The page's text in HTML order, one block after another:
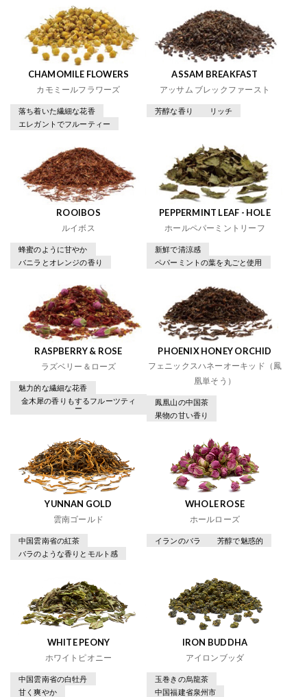
CHAMOMILE FLOWERS
カモミールフラワーズ
落ち着いた繊細な花香
エレガントでフルーティー
ASSAM BREAKFAST
アッサム ブレックファースト
芳醇な香り リッチ
ROOIBOS
ルイボス
蜂蜜のように甘やか
バニラとオレンジの香り
PEPPERMINT LEAF - HOLE
ホールペパーミントリーフ
新鮮で清涼感
ペパーミントの葉を丸ごと使用
RASPBERRY & ROSE
ラズベリー＆ローズ
魅力的な繊細な花香
金木犀の香りもするフルーツティ
ー
PHOENIX HONEY ORCHID
フェニックスハネーオーキッド（鳳
凰単そう）
鳳凰山の中国茶
果物の甘い香り
YUNNAN GOLD
雲南ゴールド
中国雲南省の紅茶
バラのような香りとモルト感
WHOLE ROSE
ホールローズ
イランのバラ 芳醇で魅惑的
WHITE PEONY
ホワイトピオニー
中国雲南省の白牡丹
甘く爽やか
IRON BUDDHA
アイロンブッダ
玉巻きの烏龍茶
中国福建省泉州市